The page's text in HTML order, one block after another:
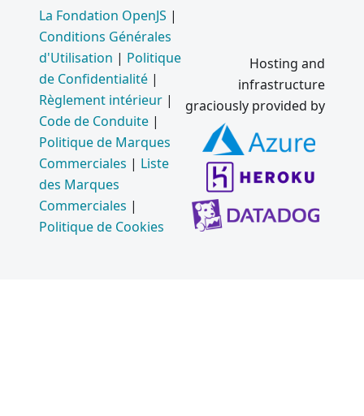
Electron
2.0 et au-
Gestion
versions
sémantiq
nouveau
La Fondation OpenJS |
Conditions Générales
d'Utilisation | Politique
de Confidentialité |
Règlement intérieur |
Code de Conduite |
Politique de Marques
Commerciales | Liste
des Marques
Commerciales |
Politique de Cookies
Hosting and
infrastructure
graciously provided by